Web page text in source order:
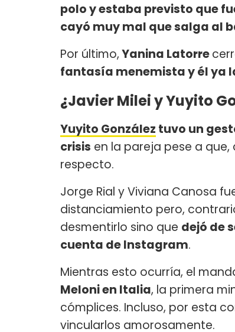
polo y estaba previsto que
cayó muy mal que salga al
Por último,Yanina Latorre
fantasía menemista y él ya
¿Javier Milei y Yuyito
Yuyito González tuvo un
crisis en la pareja pese a
respecto.
Jorge Rial y Viviana Canosa
distanciamiento pero,
desmentirlo sino que dejó de
cuenta de Instagram.
Mientras esto ocurría, el
Meloni en Italia, la primera
cómplices. Incluso, por esta
vincularlos amorosamente.